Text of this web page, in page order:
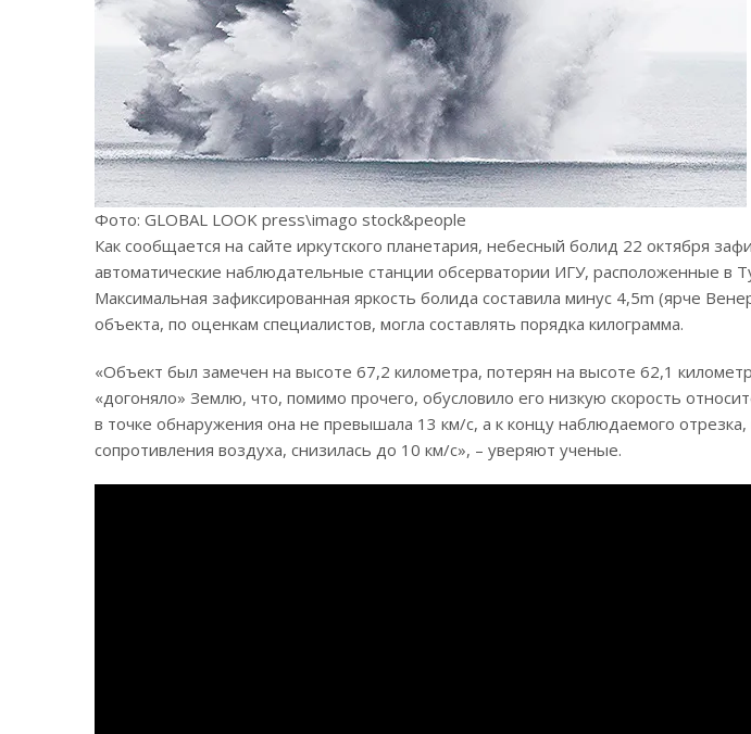
Фото: GLOBAL LOOK press\imago stock&people
Как сообщается на сайте иркутского планетария, небесный болид 22 октября
автоматические наблюдательные станции обсерватории ИГУ, расположенные в
Максимальная зафиксированная яркость болида составила минус 4,5m (ярче
объекта, по оценкам специалистов, могла составлять порядка килограмма.
«Объект был замечен на высоте 67,2 километра, потерян на высоте 62,1
«догоняло» Землю, что, помимо прочего, обусловило его низкую скорость
в точке обнаружения она не превышала 13 км/с, а к концу наблюдаемого отрезка,
сопротивления воздуха, снизилась до 10 км/с», – уверяют ученые.